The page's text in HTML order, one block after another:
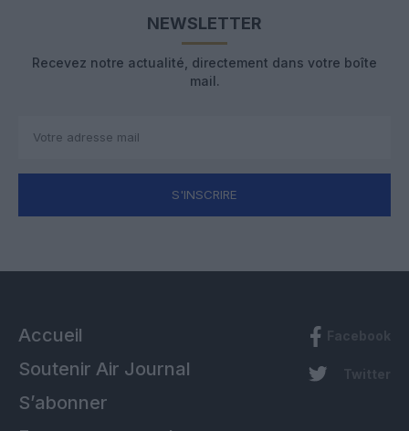
NEWSLETTER
Recevez notre actualité, directement dans votre boîte
mail.
S'INSCRIRE
Accueil
Soutenir Air Journal
S’abonner